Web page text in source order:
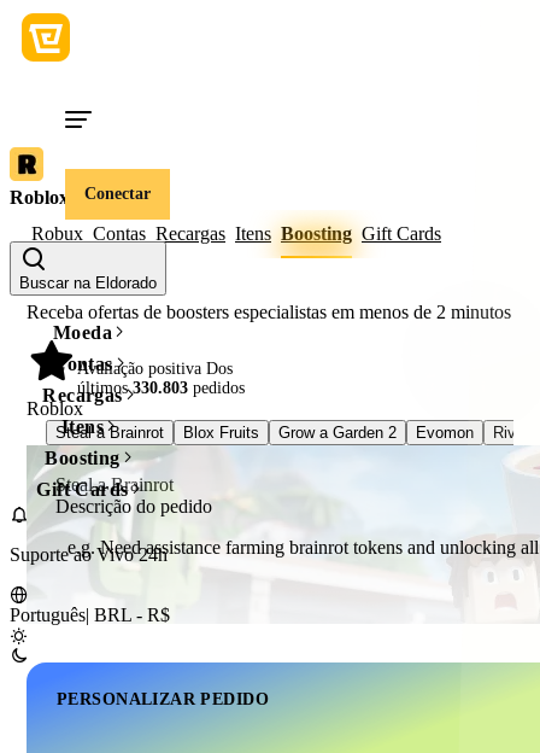
Conectar
Buscar na Eldorado
Moeda
Contas
Recargas
Itens
Boosting
Gift Cards
Suporte ao Vivo 24h
Português| BRL - R$
Roblox
Robux Contas Recargas Itens Boosting Gift Cards
Receba ofertas de boosters especialistas em menos de 2 minutos
Avaliação positiva Dos
últimos330.803 pedidos
Roblox
Steal a Brainrot Blox Fruits Grow a Garden 2 Evomon Rivals
Steal a Brainrot
Descrição do pedido
PERSONALIZAR PEDIDO